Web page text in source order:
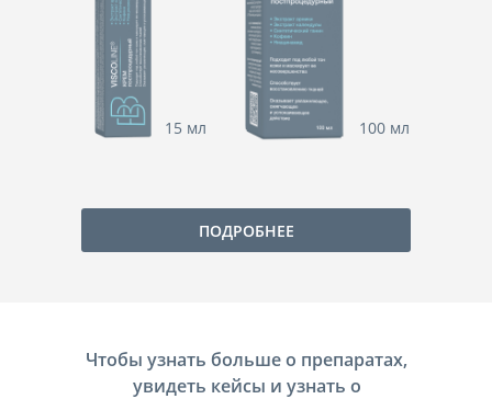
100 мл
15 мл
ПОДРОБНЕЕ
Чтобы узнать больше о препаратах,
увидеть кейсы и узнать о